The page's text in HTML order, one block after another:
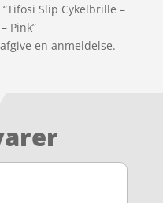
Slip Cykelbrille –
Pink”
en anmeldelse.